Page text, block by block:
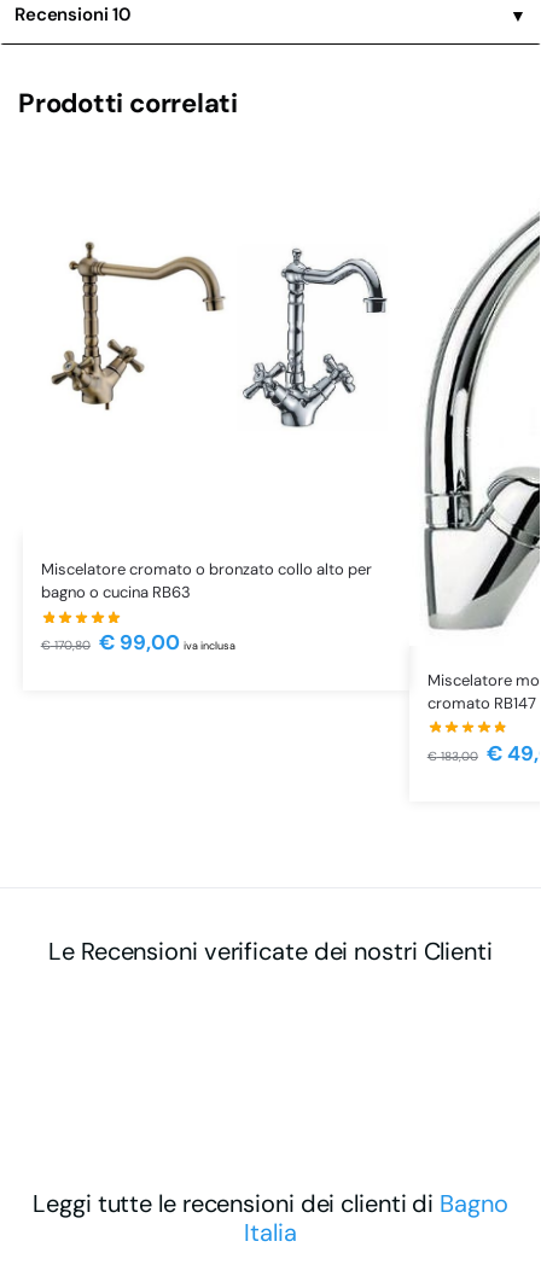
Recensioni10 ▼
Prodotti correlati
Miscelatore cromato o bronzato collo alto per
bagno o cucina RB63
€170,80 €99,00 iva inclusa
Miscelatore
cromato RB147
€183,00 €
Le Recensioni verificate dei nostri Clienti
Leggi tutte le recensioni dei clienti di Bagno
Italia